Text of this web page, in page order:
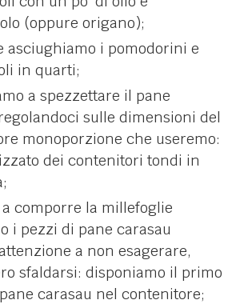
(oppure origano);
asciughiamo i pomodorini e
in quarti;
a spezzettare il pane
sulle dimensioni del
monoporzione che useremo:
dei contenitori tondi in
comporre la millefoglie
i pezzi di pane carasau
a non esagerare,
sfaldarsi: disponiamo il primo
carasau nel contenitore;